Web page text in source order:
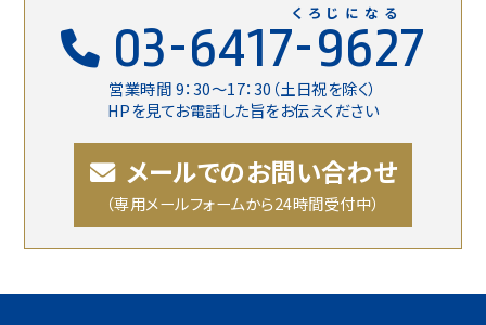
03-6417-9627
営業時間 9：30〜17：30（土日祝を除く）
HPを見てお電話した旨をお伝えください
くろじになる
メールでのお問い合わせ
（専用メールフォームから24時間受付中）